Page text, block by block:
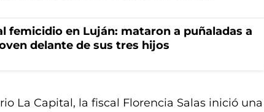
femicidio en Luján: mataron a puñaladas a
delante de sus tres hijos
La Capital, la fiscal Florencia Salas inició una